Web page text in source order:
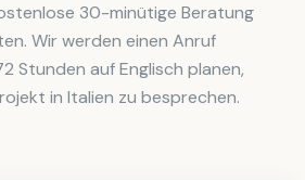
30-minütige Beratung
Wir werden einen Anruf
Stunden auf Englisch planen,
in Italien zu besprechen.